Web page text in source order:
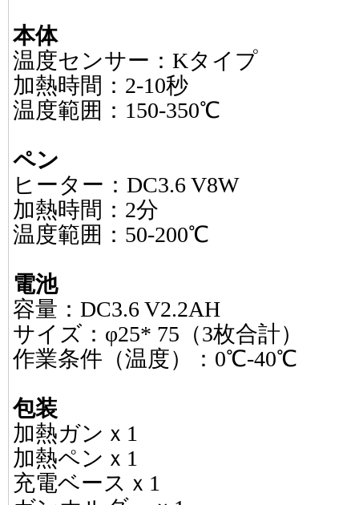
本体
温度センサー：Kタイプ
加熱時間：2-10秒
温度範囲：150-350℃
ペン
ヒーター：DC3.6 V8W
加熱時間：2分
温度範囲：50-200℃
電池
容量：DC3.6 V2.2AH
サイズ：φ25* 75（3枚合計）
作業条件（温度）：0℃-40℃
包装
加熱ガンｘ1
加熱ペンｘ1
充電ベースｘ1